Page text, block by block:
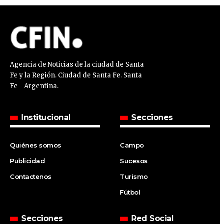
Agencia de Noticias de la ciudad de Santa
Fe y la Región. Ciudad de Santa Fe. Santa
Fe - Argentina.
Institucional
Quiénes somos
Publicidad
Contactenos
Secciones
Campo
Sucesos
Turismo
Fútbol
Secciones Red Social